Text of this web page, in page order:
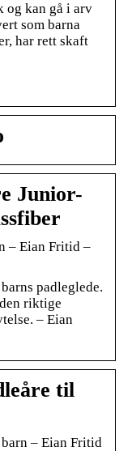
og kan gå i arv
som barna
har rett skaft
Junior-
– Eian Fritid –
padleglede.
riktige
– Eian
til
– Eian Fritid